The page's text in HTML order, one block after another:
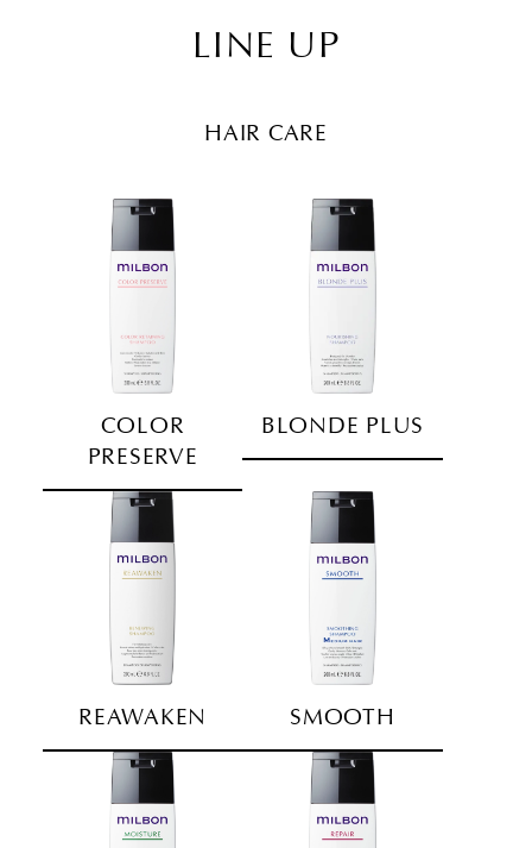
LINE UP
HAIR CARE
COLOR
PRESERVE
BLONDE PLUS
REAWAKEN SMOOTH